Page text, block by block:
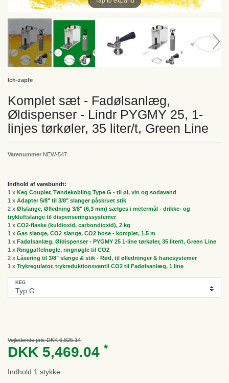
Ich-zapfe
Komplet sæt - Fadølsanlæg,
Øldispenser - Lindr PYGMY 25, 1-
linjes tørkøler, 35 liter/t, Green Line
Varenummer NEW-547
Indhold af varebundt:
1 x Keg Coupler, Tøndekobling Type G - til øl, vin og sodavand
1 x Adapter 5/8" til 3/8" slanger påskruet stik
2 x Ølslange, Ølledning 3/8" (6,3 mm) sælges i metermål - drikke- og
trykluftslange til dispenseringssystemer
1 x CO2-flaske (kuldioxid, carbondioxid), 2 kg
1 x Gas slange, CO2 slange, CO2 hose - komplet, 1.5 m
1 x Fadølsanlæg, Øldispenser - PYGMY 25 1-line tørkøler, 35 liter/t, Green Line
1 x Ringgaffelnøgle, ringnøgle til CO2
2 x Låsering til 3/8" slange & stik - Rød, til ølledninger & hanesystemer
1 x Trykregulator, trykreduktionsventil CO2 til Fadølsanlæg, 1 line
KEG
Vejledende pris DKK 6,825.14
DKK 5,469.04 *
Indhold 1 stykke